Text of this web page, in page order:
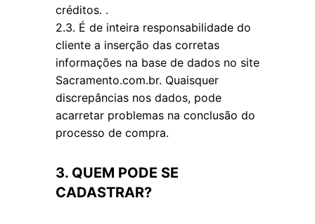
créditos. .
2.3. É de inteira responsabilidade do
cliente a inserção das corretas
informações na base de dados no site
Sacramento.com.br. Quaisquer
discrepâncias nos dados, pode
acarretar problemas na conclusão do
processo de compra.
3. QUEM PODE SE
CADASTRAR?